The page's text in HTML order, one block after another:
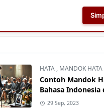
Aplikasi AI
HATA , MANDOK HATA
Contoh Mandok
Bahasa Indonesia
29 Sep, 2023